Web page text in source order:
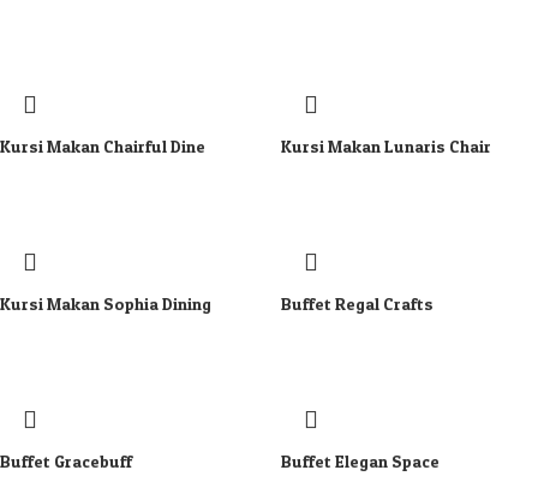
Kursi Makan Chairful Dine Kursi Makan Lunaris Chair
Kursi Makan Sophia Dining Buffet Regal Crafts
Buffet Gracebuff Buffet Elegan Space